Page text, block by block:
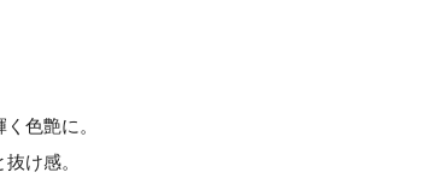
色艶に。
け感。